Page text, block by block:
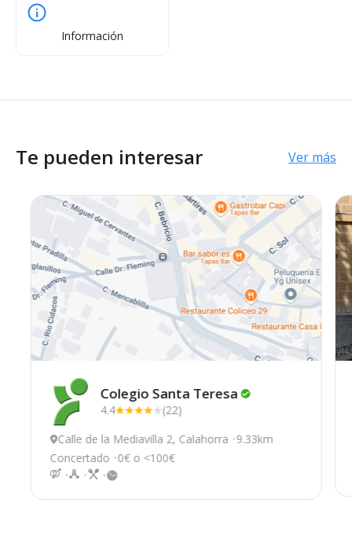
Información
Te pueden interesar Ver más
Colegio Santa Teresa
4.4
(22)
Calle de la Mediavilla 2, Calahorra 9.33km
Concertado 0€ o <100€